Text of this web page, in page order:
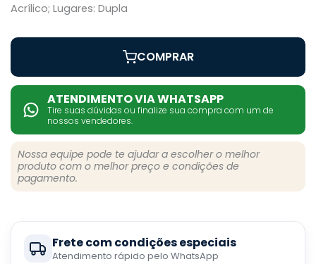
Acrílico; Lugares: Dupla
COMPRAR
ATENDIMENTO VIA WHATSAPP
Tire suas dúvidas ou finalize sua compra com um de
nossos vendedores.
Nossa equipe pode te ajudar a escolher o melhor
produto com o melhor preço e condições de
pagamento.
Frete com condições especiais
Atendimento rápido pelo WhatsApp